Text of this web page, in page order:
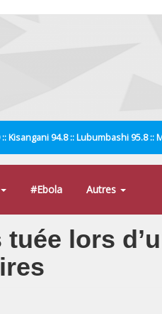
Kisangani 94.8 :: Lubumbashi 95.8
#Ebola Autres
lors